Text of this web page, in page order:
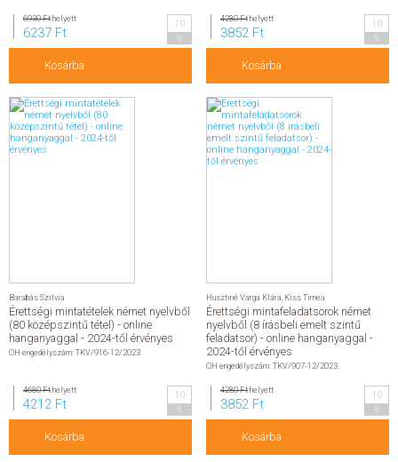
6930 Fthelyett
6237 Ft
10
Kosárba
4280 Fthelyett
3852 Ft
10
Kosárba
Barabás Szilvia
Érettségi mintatételek német nyelvből
(80 középszintű tétel) - online
hanganyaggal - 2024-től érvényes
OH engedélyszám: TKV/916-12/2023
4680 Fthelyett
4212 Ft
10
Kosárba
Husztiné Varga Klára Kiss Timea
Érettségi mintafeladatsorok német
nyelvből (8 írásbeli emelt szintű
feladatsor) - online hanganyaggal -
2024-től érvényes
OH engedélyszám: TKV/907-12/2023
4280 Fthelyett
3852 Ft
10
Kosárba